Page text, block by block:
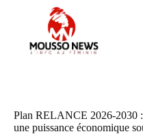
Plan RELANCE 2026-2030
une puissance économique